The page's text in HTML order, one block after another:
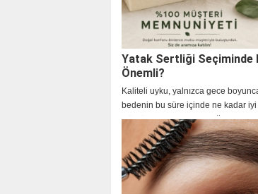
Yatak Sertliği Seçiminde
Önemli?
Kaliteli uyku, yalnızca gece
bedenin bu süre içinde ne kadar
Günlük yaşamın hızlandığı, ekran
çalışma düzeninin değiştiği